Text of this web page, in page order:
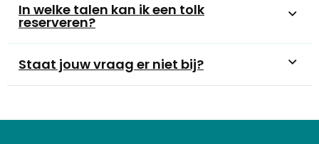
In welke talen kan ik een tolk
reserveren?
Staat jouw vraag er niet bij?